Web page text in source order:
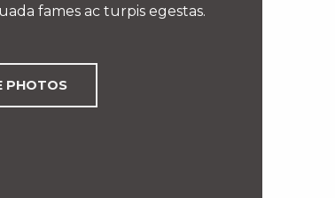
fames ac turpis egestas.
PHOTOS